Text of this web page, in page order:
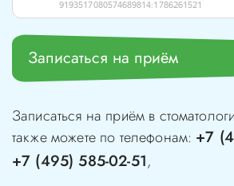
Записаться на приём
Записаться на приём в
также можете по телефонам: +7
+7 (495) 585-02-51,